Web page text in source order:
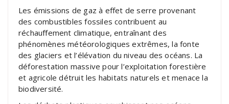
Les émissions de gaz à effet de serre provenant
des combustibles fossiles contribuent au
réchauffement climatique, entraînant des
phénomènes météorologiques extrêmes, la fonte
des glaciers et l’élévation du niveau des océans. La
déforestation massive pour l’exploitation forestière
et agricole détruit les habitats naturels et menace la
biodiversité.